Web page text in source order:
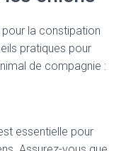
la constipation
pratiques pour
de compagnie :
essentielle pour